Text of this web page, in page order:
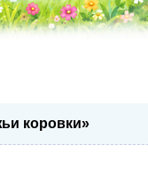
коровки»